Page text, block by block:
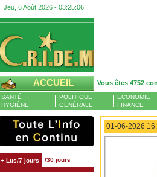
Jeu, 6 Août 2026 - 03:25:07
ACCUEIL Vous êtes 4752
SANTÉ
HYGIÈNE
POLITIQUE
GÉNÉRALE
ECONOMIE
FINANCE
+ Lus/7 jours /30 jours
01-06-2026